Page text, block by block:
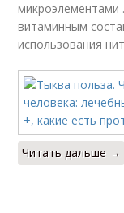
микроэлементами
витаминным
использования
Читать дальше →